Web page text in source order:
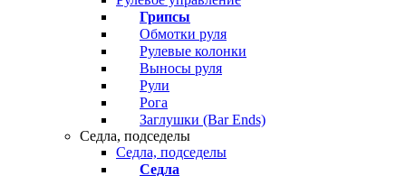
Грипсы
Обмотки руля
Рулевые колонки
Выносы руля
Рули
Рога
Заглушки (Bar Ends)
Седла, подседелы
Седла, подседелы
Седла